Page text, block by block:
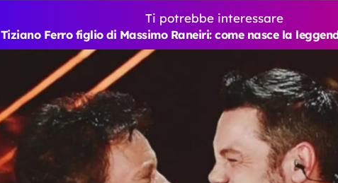
Ti potrebbe interessare
Tiziano Ferro figlio di Massimo Raneiri: come nasce la